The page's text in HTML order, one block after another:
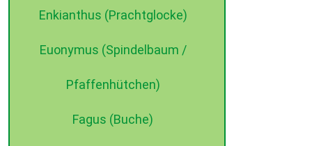
Enkianthus (Prachtglocke)
Euonymus (Spindelbaum /
Pfaffenhütchen)
Fagus (Buche)